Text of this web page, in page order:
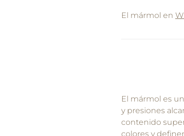
El mármol en
El mármol es
y presiones
contenido
colores y